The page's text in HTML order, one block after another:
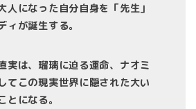
人になった自分自身を「先生」
ィが誕生する。
実は、瑠璃に迫る運命、ナオミ
てこの現実世界に隠された大い
とになる。